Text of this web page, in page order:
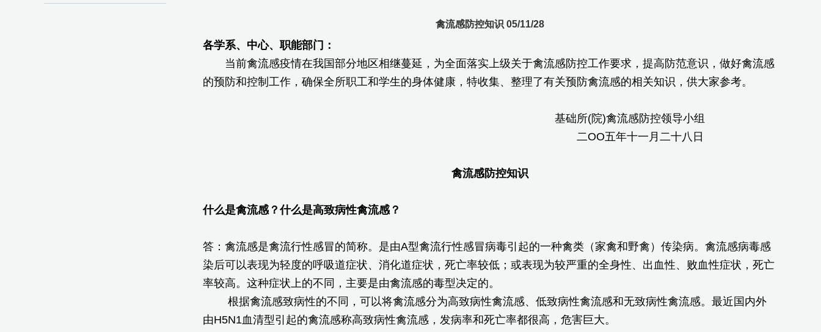
禽流感防控知识 05/11/28
各学系、中心、职能部门：
当前禽流感疫情在我国部分地区相继蔓延，为全面落实上级关于禽流感防控工作要求，提高防范意识，做好禽流感
的预防和控制工作，确保全所职工和学生的身体健康，特收集、整理了有关预防禽流感的相关知识，供大家参考。
基础所(院)禽流感防控领导小组
二OO五年十一月二十八日
禽流感防控知识
什么是禽流感？什么是高致病性禽流感？
答：禽流感是禽流行性感冒的简称。是由A型禽流行性感冒病毒引起的一种禽类（家禽和野禽）传染病。禽流感病毒感
染后可以表现为轻度的呼吸道症状、消化道症状，死亡率较低；或表现为较严重的全身性、出血性、败血性症状，死亡
率较高。这种症状上的不同，主要是由禽流感的毒型决定的。
根据禽流感致病性的不同，可以将禽流感分为高致病性禽流感、低致病性禽流感和无致病性禽流感。最近国内外
由H5N1血清型引起的禽流感称高致病性禽流感，发病率和死亡率都很高，危害巨大。